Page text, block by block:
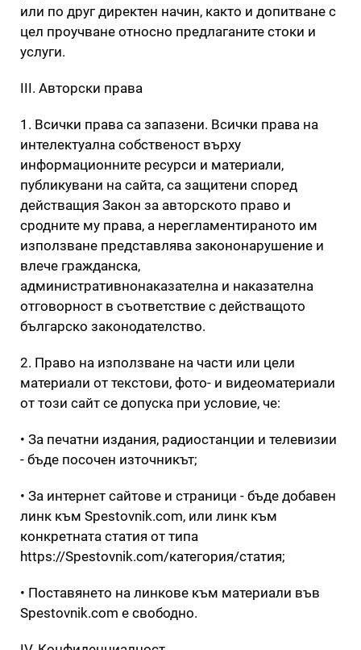
или по друг директен начин, както и допитване с
цел проучване относно предлаганите стоки и
услуги.
III. Авторски права
1. Всички права са запазени. Всички права на
интелектуална собственост върху
информационните ресурси и материали,
публикувани на сайта, са защитени според
действащия Закон за авторското право и
сродните му права, а нерегламентираното им
използване представлява закононарушение и
влече гражданска,
административнонаказателна и наказателна
отговорност в съответствие с действащото
българско законодателство.
2. Право на използване на части или цели
материали от текстови, фото- и видеоматериали
от този сайт се допуска при условие, че:
• За печатни издания, радиостанции и телевизии
- бъде посочен източникът;
• За интернет сайтове и страници - бъде добавен
линк към Spestovnik.com, или линк към
конкретната статия от типа
https://Spestovnik.com/категория/статия;
• Поставянето на линкове към материали във
Spestovnik.com е свободно.